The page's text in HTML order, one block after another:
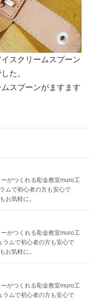
スクリームスプーン
た。
スプーンがますます
がつくれる彫金教室muro工
ムで初心者の方も安心で
お気軽に。
がつくれる彫金教室muro工
ラムで初心者の方も安心で
お気軽に。
がつくれる彫金教室muro工
ラムで初心者の方も安心で